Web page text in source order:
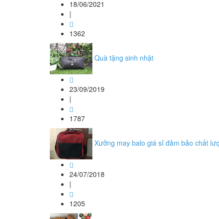
18/06/2021
|
1362
Quà tặng sinh nhật
23/09/2019
|
1787
Xưởng may balo giá sỉ đảm bảo chất
24/07/2018
|
1205